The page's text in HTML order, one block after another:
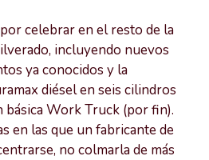
celebrar en el resto de la
incluyendo nuevos
ya conocidos y la
diésel en seis cilindros
básica Work Truck (por fin).
en las que un fabricante de
no colmarla de más